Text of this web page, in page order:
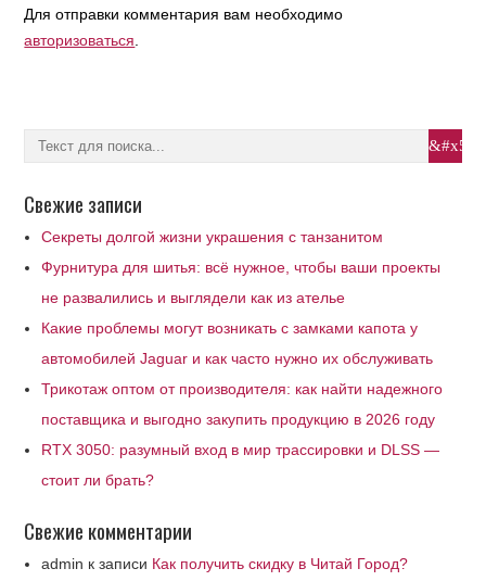
Для отправки комментария вам необходимо
авторизоваться
Свежие записи
Секреты долгой жизни украшения с танзанитом
Фурнитура для шитья: всё нужное, чтобы ваши проекты
не развалились и выглядели как из ателье
Какие проблемы могут возникать с замками капота у
автомобилей Jaguar и как часто нужно их обслуживать
Трикотаж оптом от производителя: как найти надежного
поставщика и выгодно закупить продукцию в 2026 году
RTX 3050: разумный вход в мир трассировки и DLSS —
стоит ли брать?
Свежие комментарии
admin к записи Как получить скидку в Читай Город?